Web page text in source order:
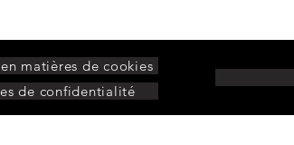
matières de cookies
de confidentialité